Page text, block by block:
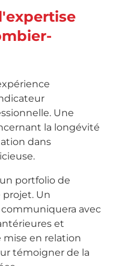
Une
la longévité
dans
portfolio de
projet. Un
avec
et
mise en relation
témoigner de la